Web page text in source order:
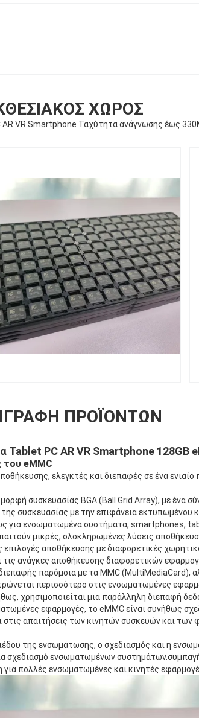
ΧΏΡΟΣ
AR VR Smartphone Ταχύτητα ανάγνωσης έως
ΠΡΟΪΌΝΤΩΝ
Tablet PC AR VR Smartphone 128GB
του eMMC
ελεγκτές και διεπαφές σε ένα
συσκευασίας BGA (Ball Grid Array), με ένα
συσκευασίας με την επιφάνεια εκτυπωμένου
για ενσωματωμένα συστήματα, smartphones,
μικρές, ολοκληρωμένες λύσεις
αποθήκευσης με διαφορετικές
ανάγκες αποθήκευσης διαφορετικών
παρόμοια με τα MMC (MultiMediaCard),
περισσότερο στις ενσωματωμένες
χρησιμοποιείται μια παράλληλη διεπαφή
εφαρμογές, το eMMC είναι συνήθως
στις απαιτήσεις των κινητών συσκευών και
της ενσωμάτωσης, ο σχεδιασμός και η
σχεδιασμό ενσωματωμένων
πολλές ενσωματωμένες και κινητές